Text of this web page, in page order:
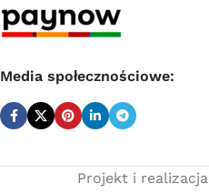
Media społecznościowe:
Projekt i realizacja
Cena